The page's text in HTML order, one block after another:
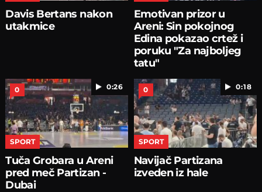
Davis Bertans nakon
utakmice
Emotivan prizor u
Areni: Sin pokojnog
Edina pokazao crtež i
poruku "Za najboljeg
tatu"
0:26
0
SPORT
Tuča Grobara u Areni
pred meč Partizan -
Dubai
0:18
0
SPORT
Navijač Partizana
izveden iz hale